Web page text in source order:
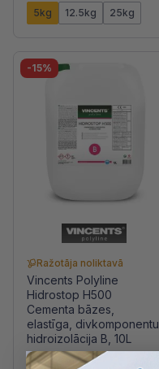
5kg 12.5kg 25kg
-15%
Ražotāja noliktavā
Vincents Polyline
Hidrostop H500
Cementa bāzes,
elastīga, divkomponentu
hidroizolācija B, 10L